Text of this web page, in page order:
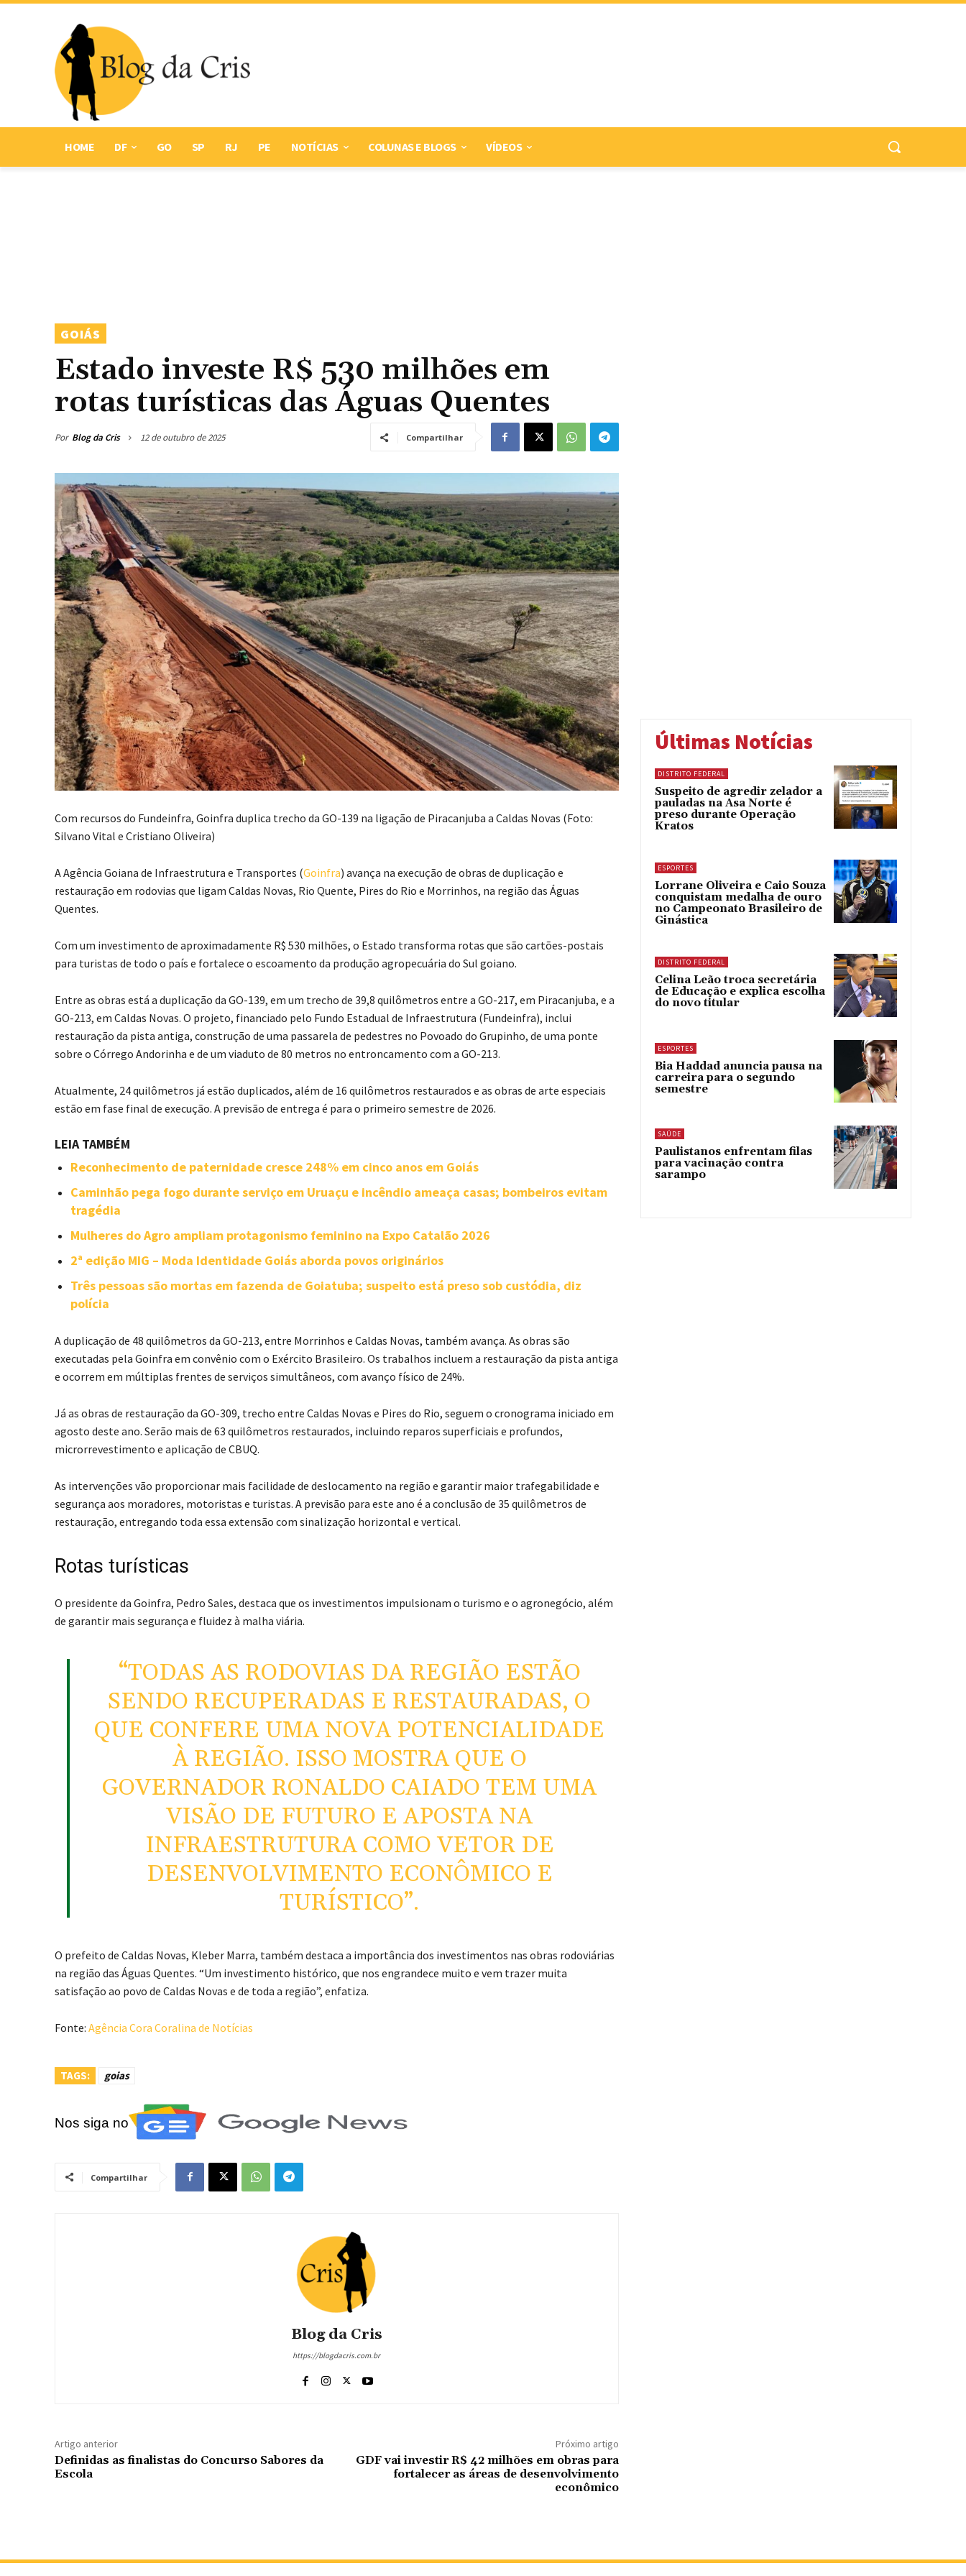
HOME DF GO SP RJ PE NOTÍCIAS COLUNAS E BLOGS VÍDEOS
GOIÁS
Estado investe R$ 530 milhões em
rotas turísticas das Águas Quentes
Por Blog da Cris 12 de outubro de 2025 Compartilhar
Com recursos do Fundeinfra, Goinfra duplica trecho da GO-139 na ligação de Piracanjuba a Caldas Novas (Foto:
Silvano Vital e Cristiano Oliveira)
A Agência Goiana de Infraestrutura e Transportes (Goinfra) avança na execução de obras de duplicação e
restauração em rodovias que ligam Caldas Novas, Rio Quente, Pires do Rio e Morrinhos, na região das Águas
Quentes.
Com um investimento de aproximadamente R$ 530 milhões, o Estado transforma rotas que são cartões-postais
para turistas de todo o país e fortalece o escoamento da produção agropecuária do Sul goiano.
Entre as obras está a duplicação da GO-139, em um trecho de 39,8 quilômetros entre a GO-217, em Piracanjuba, e a
GO-213, em Caldas Novas. O projeto, financiado pelo Fundo Estadual de Infraestrutura (Fundeinfra), inclui
restauração da pista antiga, construção de uma passarela de pedestres no Povoado do Grupinho, de uma ponte
sobre o Córrego Andorinha e de um viaduto de 80 metros no entroncamento com a GO-213.
Atualmente, 24 quilômetros já estão duplicados, além de 16 quilômetros restaurados e as obras de arte especiais
estão em fase final de execução. A previsão de entrega é para o primeiro semestre de 2026.
LEIA TAMBÉM
Reconhecimento de paternidade cresce 248% em cinco anos em Goiás
Caminhão pega fogo durante serviço em Uruaçu e incêndio ameaça casas; bombeiros evitam
tragédia
Mulheres do Agro ampliam protagonismo feminino na Expo Catalão 2026
2ª edição MIG – Moda Identidade Goiás aborda povos originários
Três pessoas são mortas em fazenda de Goiatuba; suspeito está preso sob custódia, diz
polícia
A duplicação de 48 quilômetros da GO-213, entre Morrinhos e Caldas Novas, também avança. As obras são
executadas pela Goinfra em convênio com o Exército Brasileiro. Os trabalhos incluem a restauração da pista antiga
e ocorrem em múltiplas frentes de serviços simultâneos, com avanço físico de 24%.
Já as obras de restauração da GO-309, trecho entre Caldas Novas e Pires do Rio, seguem o cronograma iniciado em
agosto deste ano. Serão mais de 63 quilômetros restaurados, incluindo reparos superficiais e profundos,
microrrevestimento e aplicação de CBUQ.
As intervenções vão proporcionar mais facilidade de deslocamento na região e garantir maior trafegabilidade e
segurança aos moradores, motoristas e turistas. A previsão para este ano é a conclusão de 35 quilômetros de
restauração, entregando toda essa extensão com sinalização horizontal e vertical.
Rotas turísticas
O presidente da Goinfra, Pedro Sales, destaca que os investimentos impulsionam o turismo e o agronegócio, além
de garantir mais segurança e fluidez à malha viária.
“TODAS AS RODOVIAS DA REGIÃO ESTÃO
SENDO RECUPERADAS E RESTAURADAS, O
QUE CONFERE UMA NOVA POTENCIALIDADE
À REGIÃO. ISSO MOSTRA QUE O
GOVERNADOR RONALDO CAIADO TEM UMA
VISÃO DE FUTURO E APOSTA NA
INFRAESTRUTURA COMO VETOR DE
DESENVOLVIMENTO ECONÔMICO E
TURÍSTICO”.
O prefeito de Caldas Novas, Kleber Marra, também destaca a importância dos investimentos nas obras rodoviárias
na região das Águas Quentes. “Um investimento histórico, que nos engrandece muito e vem trazer muita
satisfação ao povo de Caldas Novas e de toda a região”, enfatiza.
Fonte: Agência Cora Coralina de Notícias
TAGS: goias
Nos siga no
Compartilhar
Blog da Cris
https://blogdacris.com.br
Artigo anterior
Definidas as finalistas do Concurso Sabores da
Escola
Próximo artigo
GDF vai investir R$ 42 milhões em obras para
fortalecer as áreas de desenvolvimento
econômico
Últimas Notícias
DISTRITO FEDERAL
Suspeito de agredir zelador a
pauladas na Asa Norte é
preso durante Operação
Kratos
ESPORTES
Lorrane Oliveira e Caio Souza
conquistam medalha de ouro
no Campeonato Brasileiro de
Ginástica
DISTRITO FEDERAL
Celina Leão troca secretária
de Educação e explica escolha
do novo titular
ESPORTES
Bia Haddad anuncia pausa na
carreira para o segundo
semestre
SAÚDE
Paulistanos enfrentam filas
para vacinação contra
sarampo